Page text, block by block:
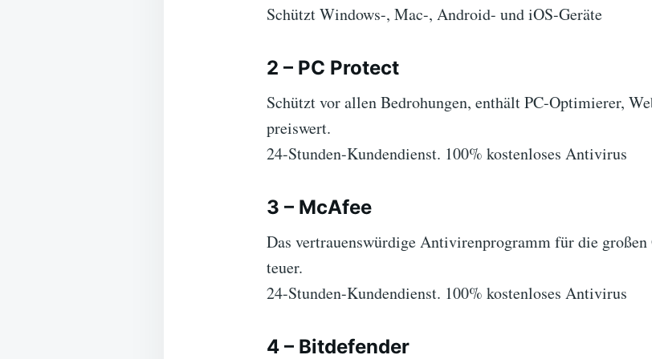
Schützt Windows-, Mac-, Android- und iOS-Geräte
2 – PC Protect
Schützt vor allen Bedrohungen, enthält PC-Optimierer,
preiswert.
24-Stunden-Kundendienst. 100% kostenloses Antivirus
3 – McAfee
Das vertrauenswürdige Antivirenprogramm für die großen
teuer.
24-Stunden-Kundendienst. 100% kostenloses Antivirus
4 – Bitdefender